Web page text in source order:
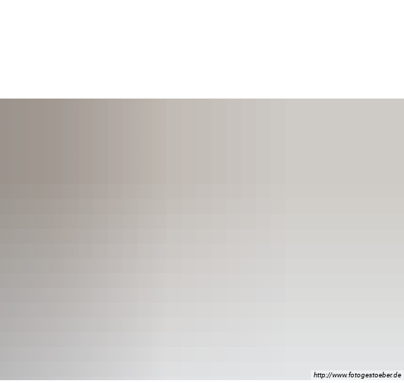
http://www.fotogestoeber.de